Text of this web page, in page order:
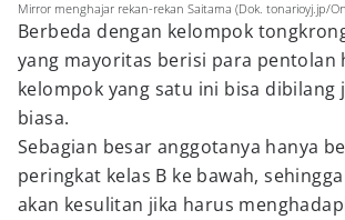
Mirror menghajar rekan-rekan Saitama (Dok. tonarioyj.jp/
Berbeda dengan kelompok
yang mayoritas berisi para pentolan
kelompok yang satu ini bisa dibilang
biasa.
Sebagian besar anggotanya hanya
peringkat kelas B ke bawah,
akan kesulitan jika harus